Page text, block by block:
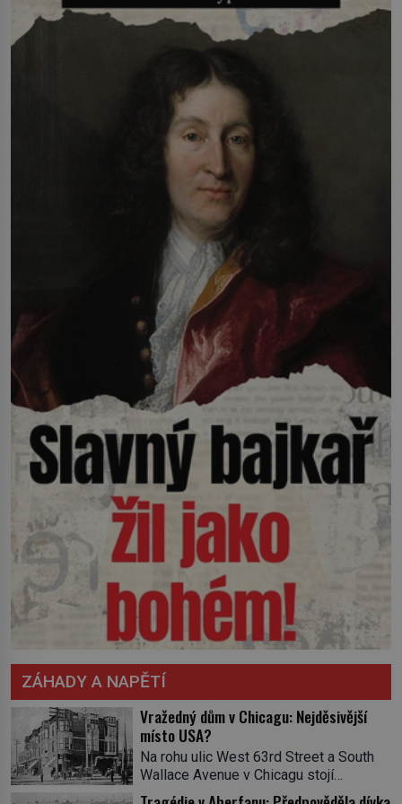
ZÁHADY A NAPĚTÍ
Vražedný dům v Chicagu: Nejděsivější
místo USA?
Na rohu ulic West 63rd Street a South
Wallace Avenue v Chicagu stojí
nenápadná pošta. Nemá žádný speciální